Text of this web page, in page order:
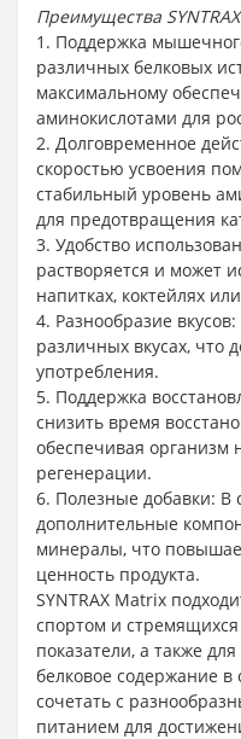
Преимущества
1. Поддержка
различных белковых
максимальному
аминокислотами для
2. Долговременное
скоростью усвоения
стабильный уровень
для предотвращения
3. Удобство
растворяется и может
напитках, коктейлях
4. Разнообразие
различных вкусах, что
употребления.
5. Поддержка
снизить время
обеспечивая
регенерации.
6. Полезные добавки: В
дополнительные
минералы, что
ценность продукта.
SYNTRAX Matrix
спортом и
показатели, а также
белковое содержание в
сочетать с
питанием для